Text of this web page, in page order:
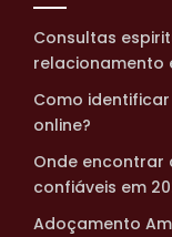
Consultas
relacionamento
Como
online?
Onde encontrar
confiáveis em
Adoçamento